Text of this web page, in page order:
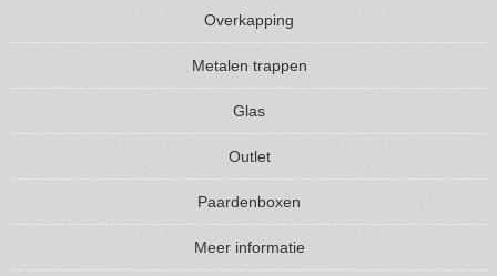
Overkapping
Metalen trappen
Glas
Outlet
Paardenboxen
Meer informatie